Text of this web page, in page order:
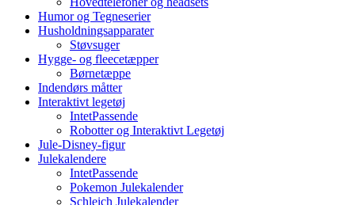
Humor og Tegneserier
Husholdningsapparater
Støvsuger
Hygge- og fleecetæpper
Børnetæppe
Indendørs måtter
Interaktivt legetøj
IntetPassende
Robotter og Interaktivt Legetøj
Jule-Disney-figur
Julekalendere
IntetPassende
Pokemon Julekalender
Schleich Julekalender